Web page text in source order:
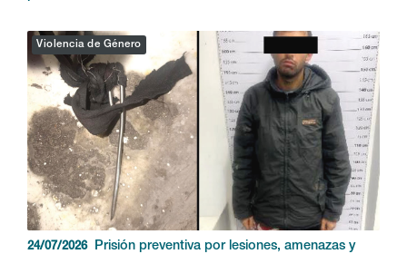
Violencia de Género
24/07/2026
Prisión preventiva por lesiones, amenazas y